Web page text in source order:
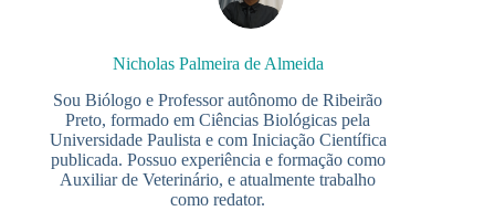
Nicholas Palmeira de Almeida
Sou Biólogo e Professor autônomo de Ribeirão
Preto, formado em Ciências Biológicas pela
Universidade Paulista e com Iniciação Científica
publicada. Possuo experiência e formação como
Auxiliar de Veterinário, e atualmente trabalho
como redator.